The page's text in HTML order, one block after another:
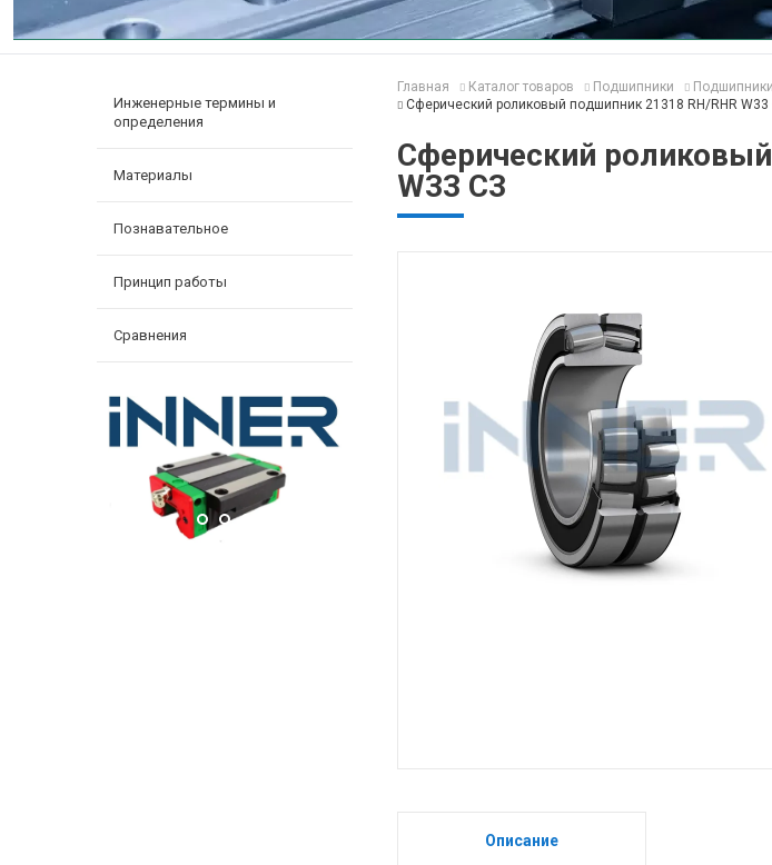
Инженерные термины и
определения
Материалы
Познавательное
Принцип работы
Сравнения
Главная Каталог товаров Подшипники
Сферический роликовый подшипник 21318 RH/RHR W33
Сферический
W33 C3
Описание